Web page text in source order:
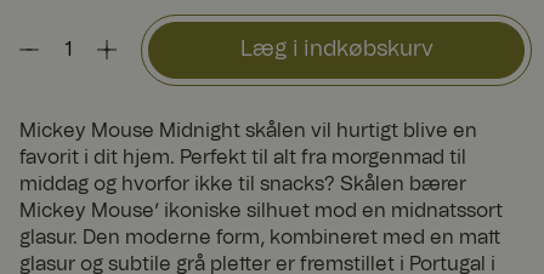
Læg i indkøbskurv
Mickey Mouse Midnight skålen vil hurtigt blive en
favorit i dit hjem. Perfekt til alt fra morgenmad til
middag og hvorfor ikke til snacks? Skålen bærer
Mickey Mouse’ ikoniske silhuet mod en midnatssort
glasur. Den moderne form, kombineret med en matt
glasur og subtile grå pletter er fremstillet i Portugal i